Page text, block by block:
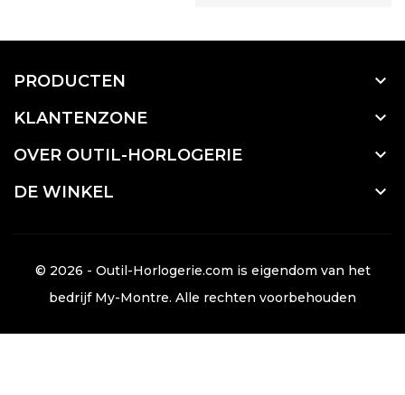
PRODUCTEN 
KLANTENZONE 
OVER OUTIL-HORLOGERIE 
DE WINKEL 
© 2026 - Outil-Horlogerie.com is eigendom van het
bedrijf My-Montre. Alle rechten voorbehouden